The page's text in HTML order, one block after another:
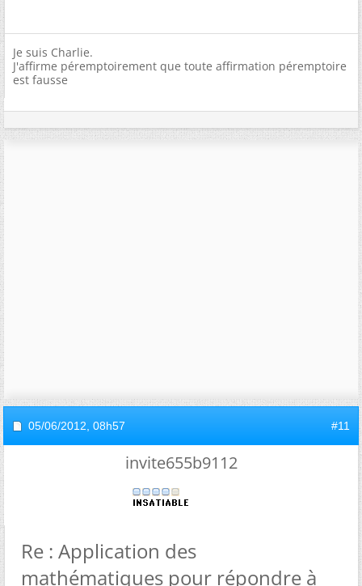
Je suis Charlie.
J'affirme péremptoirement que toute affirmation péremptoire
est fausse
05/06/2012, 08h57 #11
invite655b9112
Re : Application des
mathématiques pour répondre à